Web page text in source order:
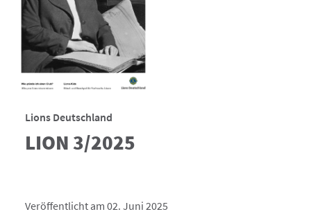
Lions Deutschland
LION 3/2025
Veröffentlicht am 02. Juni 2025